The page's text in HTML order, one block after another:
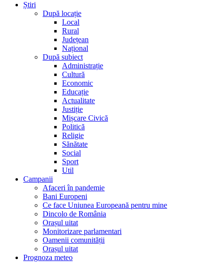
Știri
După locație
Local
Rural
Județean
Național
După subiect
Administrație
Cultură
Economic
Educație
Actualitate
Justiție
Mișcare Civică
Politică
Religie
Sănătate
Social
Sport
Util
Campanii
Afaceri în pandemie
Bani Europeni
Ce face Uniunea Europeană pentru mine
Dincolo de România
Orașul uitat
Monitorizare parlamentari
Oamenii comunității
Orașul uitat
Prognoza meteo